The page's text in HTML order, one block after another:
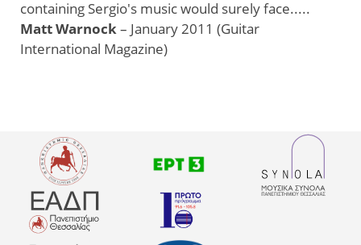
containing Sergio's music would surely face.....
Matt Warnock– January 2011 (Guitar
International Magazine)